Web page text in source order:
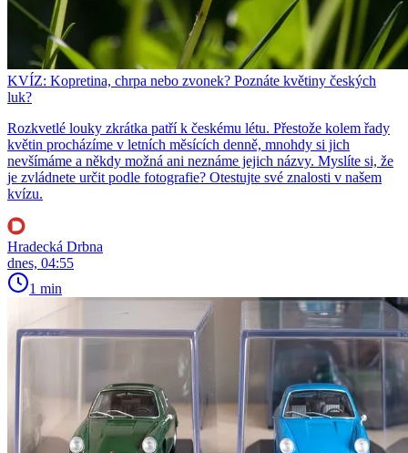
KVÍZ: Kopretina, chrpa nebo zvonek? Poznáte květiny českých
luk?
Rozkvetlé louky zkrátka patří k českému létu. Přestože kolem řady
květin procházíme v letních měsících denně, mnohdy si jich
nevšímáme a někdy možná ani neznáme jejich názvy. Myslíte si, že
je zvládnete určit podle fotografie? Otestujte své znalosti v našem
kvízu.
Hradecká Drbna
dnes, 04:55
1 min